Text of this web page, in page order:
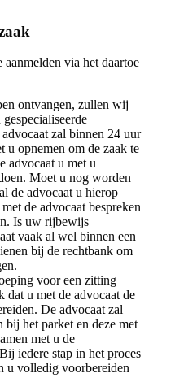
via het daartoe
ontvangen, zullen wij
zal binnen 24 uur
u opnemen om de zaak te
advocaat u met u
Moet u nog worden
de advocaat u hierop
de advocaat bespreken
Is uw rijbewijs
vaak al wel binnen een
bij de rechtbank om
voor een zitting
dat u met de advocaat de
De advocaat zal
bij het parket en deze met
met u de
iedere stap in het proces
u volledig voorbereiden